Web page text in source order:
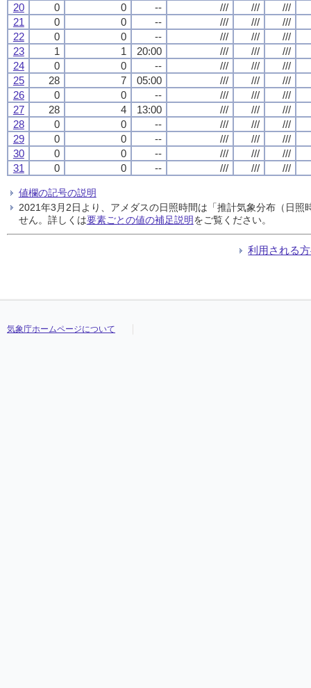
20
0 0 -- /// ///
///
21
0 0 -- /// ///
///
22
0 0 -- /// ///
///
23
1 1 20:00 /// ///
///
24
0 0 -- /// ///
///
25
28 7 05:00 /// ///
///
26
0 0 -- /// ///
///
27
28 4 13:00 /// ///
///
28
0 0 -- /// ///
///
29
0 0 -- /// ///
///
30
0 0 -- /// ///
///
31
0 0 -- /// /// ///
値欄の記号の説明
2021年3月2日より、アメダスの日照時間は「推計気象分布（日
せん。詳しくは要素ごとの値の補足説明をご覧ください。
利用される
気象庁ホームページについて